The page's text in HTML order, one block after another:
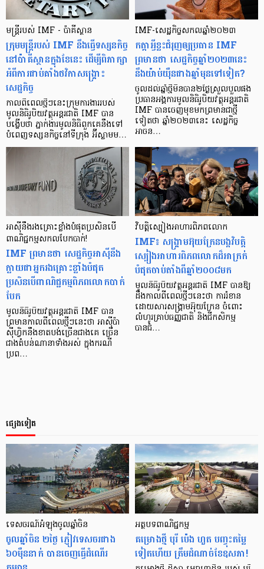
មន្ត្រីរបស់ IMF - ប៉ាគីស្ថាន
ក្រុមមន្ត្រីរបស់ IMF នឹងធ្វើទស្សនកិច្ច
នៅប៉ាគីស្ថានក្នុងខែនេះ ដើម្បីពិភាក្សា
អំពីការជាប់គាំងថវិកាសង្គ្រោះ
សេដ្ឋកិច្ច
កាលពីពេលថ្មីៗនេះក្រុមការងាររបស់
មូលនិធិរូបិយវត្ថុអន្តរជាតិ IMF បាន
បង្ហើបថា ភ្នាក់ងារមូលនិធិពួកគេនឹងទៅ
បំពេញទស្សនកិច្ចនៅទីក្រុង អ៊ីស្លាមម…
IMF-សេដ្ឋកិច្ចសកលឆ្នាំ២០២៣
កត្តាអ្វីខ្លះជំរុញឲ្យប្រធាន IMF
ព្រមានថា សេដ្ឋកិច្ចឆ្នាំ២០២៣នេះ
នឹងយ៉ាប់យ៉ឺនជាងឆ្នាំមុនទៅទៀត?
ចូលដល់ឆ្នាំថ្មីមិនបាន២ថ្ងៃស្រួលបួលផង
ប្រធានអង្គការមូលនិធិរូបិយវត្ថុអន្តរជាតិ
IMF បានចេញមុខមកព្រមានជាថ្មី
ទៀតថា ឆ្នាំ២០២៣នេះ សេដ្ឋកិច្ច
អាចន…
អាស៊ីនឹងរងគ្រោះខ្លាំងបំផុតប្រសិនបើ
ពាណិជ្ជកម្មសកលបែកបាក់!
IMF ព្រមានថា សេដ្ឋកិច្ចអាស៊ីនឹង
ក្លាយជាអ្នករងគ្រោះខ្លាំងបំផុត
ប្រសិនបើពាណិជ្ជកម្មពិភពលោកបាក់
បែក
មូលនិធិរូបិយវត្ថុអន្តរជាតិ IMF បាន
ព្រមានកាលពីពេលថ្មីៗនេះថា អាស៊ីប៉ា
ស៊ីហ្វិកនឹងខាតបង់ច្រើនជាងគេ ច្រើន
ជាងតំបន់ណានាទាំងអស់ ក្នុងករណី
ប្រព…
វិបត្តិស្បៀងអាហារពិភពលោក
IMF៖ សង្គ្រាមអ៊ុយក្រែនបង្កវិបត្តិ
ស្បៀងអាហារពិភពលោកដ៏អាក្រក់
បំផុតចាប់តាំងពីឆ្នាំ២០០៨មក
មូលនិធិរូបិយវត្ថុអន្តរជាតិ IMF បានឱ្យ
ដឹងកាលពីពេលថ្មីៗនេះថា ការរំខាន
ដោយសារសង្គ្រាមអ៊ុយក្រែន ចំពោះ
លំហូរគ្រាប់ធញ្ញជាតិ និងជីកសិកម្ម
បានជំ…
ផ្សេងទៀត
ទេសចរណ៍អំឡុងចូលឆ្នាំចិន
ចូលឆ្នាំចិន ២ថ្ងៃ ភ្ញៀវទេសចរជាង
៦០ម៉ឺននាក់ បានចេញធ្វើដំណើរ
អត្ថបទ​ពាណិជ្ជកម្ម
គម្រោងថ្មី បុរី ប៉េង ហួត បញ្ចុះ​តម្លៃ​
ទៀតហើយ ត្រឹម​ដំណាច់​ខែ​ឧសភា!